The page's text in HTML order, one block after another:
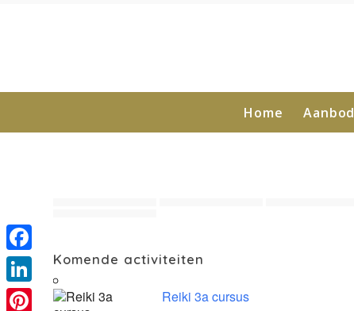
Home Aanbod
Komende activiteiten
Reiki 3a cursus
Facebook
LinkedIn